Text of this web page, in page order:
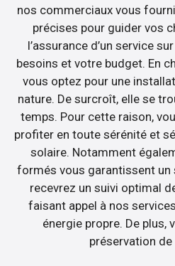
nos commerciaux vous
précises pour guider vos
l’assurance d’un service
besoins et votre budget. En
vous optez pour une
nature. De surcroît, elle se
temps. Pour cette raison,
profiter en toute sérénité et
solaire. Notamment
formés vous garantissent un
recevrez un suivi optimal
faisant appel à nos
énergie propre. De plus,
préservation de